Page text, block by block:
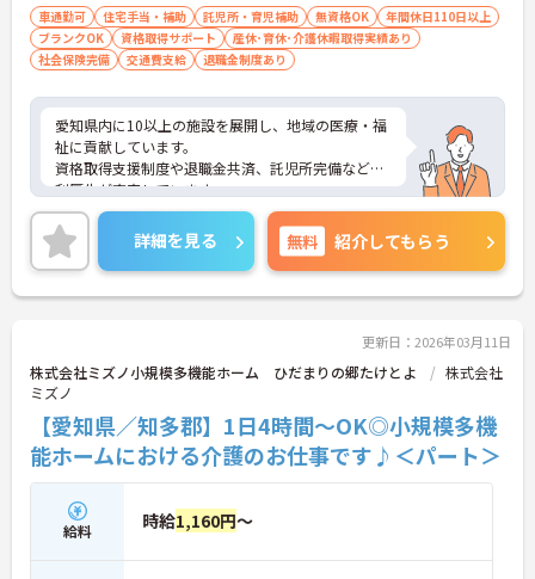
車通勤可 住宅手当・補助 託児所・育児補助 無資格OK
年間休日110日以上
ブランクOK
資格取得サポート
産休･育休･介護休暇取得実績あり
社会保険完備
交通費支給 退職金制度あり
愛知県内に10以上の施設を展開し、地域の医療・福
祉に貢献しています。
資格取得支援制度や退職金共済、託児所完備など福
利厚生が充実しています。
ご興味ある方には、面接対策ポイントなど、さらに
詳細をお話しいたしますのでお気軽にご相談くださ
い。
詳細を見る 無料 紹介してもらう
更新日：2026年03月11日
株式会社ミズノ小規模多機能ホーム ひだまりの郷たけとよ
株式会社
ミズノ
【愛知県／知多郡】1日4時間～OK◎小規模多機
能ホームにおける介護のお仕事です♪＜パート＞
給料 時給1,160円～